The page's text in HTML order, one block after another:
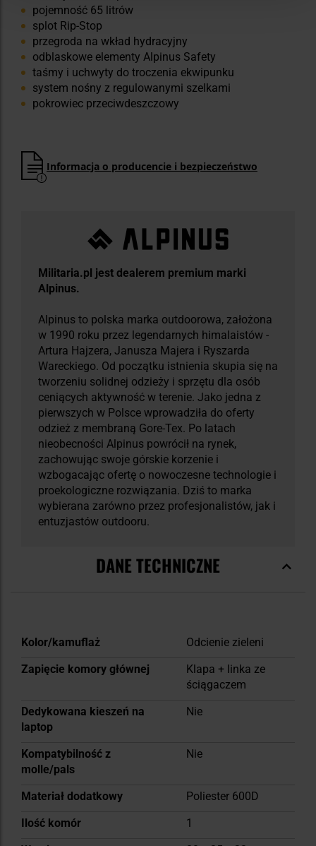
pojemność 65 litrów
splot Rip-Stop
przegroda na wkład hydracyjny
odblaskowe elementy Alpinus Safety
taśmy i uchwyty do troczenia ekwipunku
system nośny z regulowanymi szelkami
pokrowiec przeciwdeszczowy
Informacja o producencie i bezpieczeństwo
Militaria.pl jest dealerem premium marki
Alpinus.
Alpinus to polska marka outdoorowa, założona
w 1990 roku przez legendarnych himalaistów -
Artura Hajzera, Janusza Majera i Ryszarda
Wareckiego. Od początku istnienia skupia się na
tworzeniu solidnej odzieży i sprzętu dla osób
ceniących aktywność w terenie. Jako jedna z
pierwszych w Polsce wprowadziła do oferty
odzież z membraną Gore-Tex. Po latach
nieobecności Alpinus powrócił na rynek,
zachowując swoje górskie korzenie i
wzbogacając ofertę o nowoczesne technologie i
proekologiczne rozwiązania. Dziś to marka
wybierana zarówno przez profesjonalistów, jak i
entuzjastów outdooru.
DANE TECHNICZNE
Więcej
Kolor/kamuflaż
Odcienie zieleni
Zapięcie komory głównej
Klapa + linka ze
ściągaczem
Dedykowana kieszeń na
laptop
Nie
Kompatybilność z
molle/pals
Nie
Materiał dodatkowy
Poliester 600D
Ilość komór
1